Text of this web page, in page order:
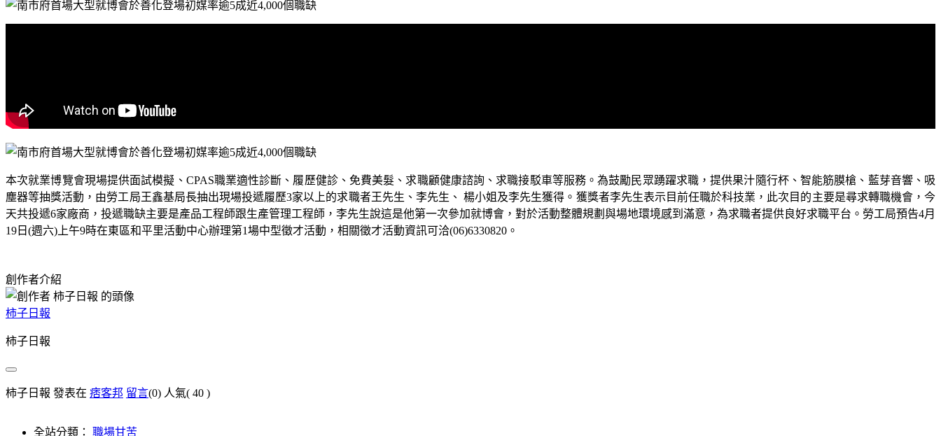
本次就業博覽會現場提供面試模擬、 CPAS職業適性診斷、履歷健診、免費美髮、求職顧健康諮詢、求職接駁車等服務。為鼓勵民眾踴躍求職，提供果汁隨行杯、智能筋膜槍、 藍芽音響、吸
塵器等抽獎活動，由勞工局王鑫基局長抽出現場投遞履歷3家以上的求職者王先生、李先生、 楊小姐及李先生獲得。獲獎者李先生表示目前任職於科技業，此次目的主要是尋求轉職機會，今
天共投遞6家廠商，投遞職缺主要是產品工程師跟生產管理工程師，李先生說這是他第一次參加就博會，對於活動整體規劃與場地環境感到滿意，為求職者提供良好求職平台。勞工局預告4月
19 日 (週六) 上午9時在東區和平里活動中心辦理第1場中型徵才活動，相關徵才活動資訊可洽(06)6330820 。
創作者介紹
柿子日報
柿子日報
柿子日報 發表在 痞客邦 留言(0) 人氣( 40 )
全站分類： 職場甘苦